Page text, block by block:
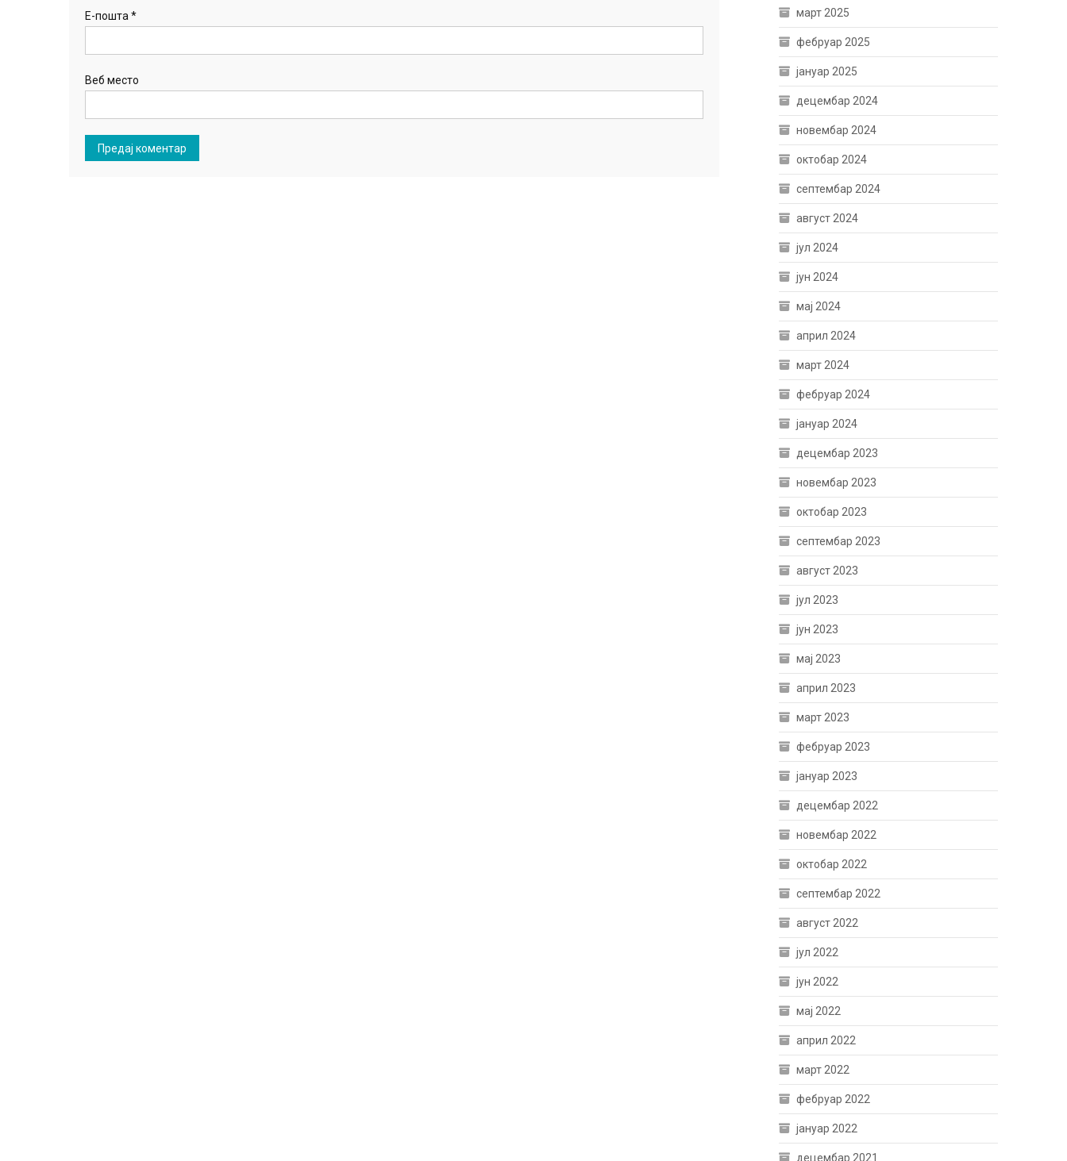
Е-пошта*
Веб место
март 2025
фебруар 2025
јануар 2025
децембар 2024
новембар 2024
октобар 2024
септембар 2024
август 2024
јул 2024
јун 2024
мај 2024
април 2024
март 2024
фебруар 2024
јануар 2024
децембар 2023
новембар 2023
октобар 2023
септембар 2023
август 2023
јул 2023
јун 2023
мај 2023
април 2023
март 2023
фебруар 2023
јануар 2023
децембар 2022
новембар 2022
октобар 2022
септембар 2022
август 2022
јул 2022
јун 2022
мај 2022
април 2022
март 2022
фебруар 2022
јануар 2022
децембар 2021